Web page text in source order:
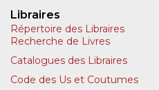
Libraires
Répertoire des Libraires
Recherche de Livres
Catalogues des Libraires
Code des Us et Coutumes